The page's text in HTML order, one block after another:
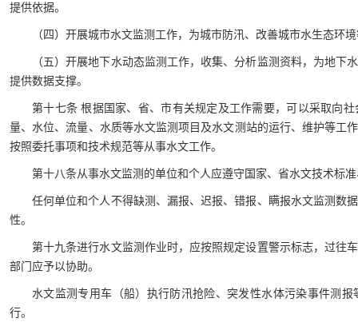
提供依据。
（四）开展城市水文监测工作，为城市防汛、改善城市水生态环
（五）开展地下水动态监测工作，收集、分析监测资料，为地下
提供数据支撑。
第十七条 根据国家、省、市有关规定及工作需要，可以采取向
量、水位、流量、水质等水文监测项目及水文测站的运行、维护等工
按照委托事项和技术规范等从事水文工作。
第十八条从事水文监测的单位和个人应遵守国家、省水文技术标
任何单位和个人不得缺测、漏报、迟报、错报、瞒报水文监测数
性。
第十九条进行水文监测作业时，应按照规定设置警示标志，过往
部门应予以协助。
水文监测专用车（船）执行防汛抢险、突发性水体污染事件测
行。